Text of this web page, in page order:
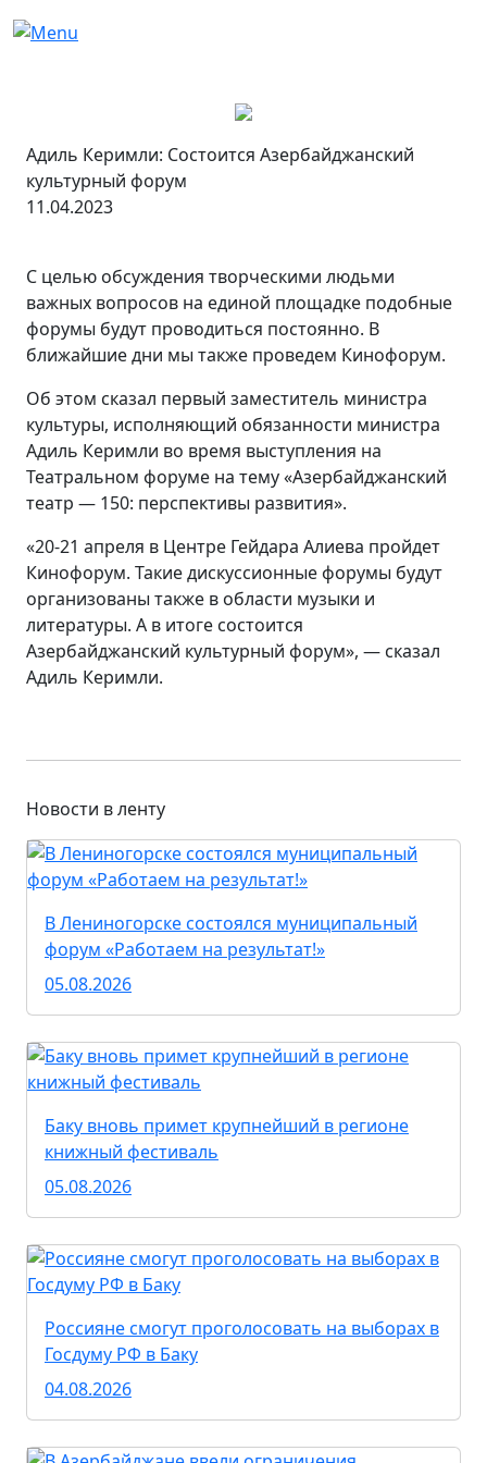
Адиль Керимли: Состоится Азербайджанский
культурный форум
11.04.2023
С целью обсуждения творческими людьми
важных вопросов на единой площадке подобные
форумы будут проводиться постоянно. В
ближайшие дни мы также проведем Кинофорум.
Об этом сказал первый заместитель министра
культуры, исполняющий обязанности министра
Адиль Керимли во время выступления на
Театральном форуме на тему «Азербайджанский
театр — 150: перспективы развития».
«20-21 апреля в Центре Гейдара Алиева пройдет
Кинофорум. Такие дискуссионные форумы будут
организованы также в области музыки и
литературы. А в итоге состоится
Азербайджанский культурный форум», — сказал
Адиль Керимли.
Новости в ленту
В Лениногорске состоялся муниципальный
форум «Работаем на результат!»
05.08.2026
Баку вновь примет крупнейший в регионе
книжный фестиваль
05.08.2026
Россияне смогут проголосовать на выборах в
Госдуму РФ в Баку
04.08.2026